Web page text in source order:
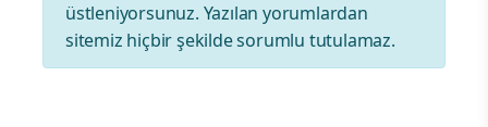
üstleniyorsunuz. Yazılan yorumlardan
sitemiz hiçbir şekilde sorumlu tutulamaz.